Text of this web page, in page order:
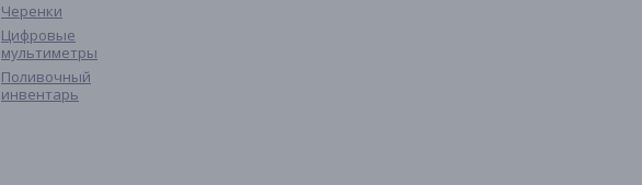
Черенки
Цифровые
мультиметры
Поливочный
инвентарь